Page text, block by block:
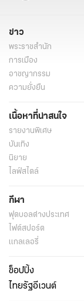
ข่าว
พระราชสำนัก
การเมือง
อาชญากรรม
ความยั่งยืน
เนื้อหาที่น่าสนใจ
รายงานพิเศษ
บันเทิง
นิยาย
ไลฟ์สไตล์
กีฬา
ฟุตบอลต่่างประเทศ
ไฟต์สปอร์ต
แกลเลอรี่
ช็อปปิ้ง
ไทยรัฐอีเวนต์